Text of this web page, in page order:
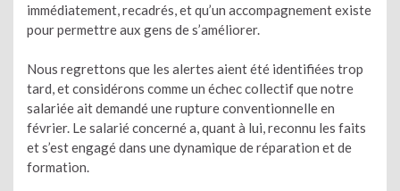
immédiatement, recadrés, et qu’un accompagnement existe
pour permettre aux gens de s’améliorer.
Nous regrettons que les alertes aient été identifiées trop
tard, et considérons comme un échec collectif que notre
salariée ait demandé une rupture conventionnelle en
février. Le salarié concerné a, quant à lui, reconnu les faits
et s’est engagé dans une dynamique de réparation et de
formation.